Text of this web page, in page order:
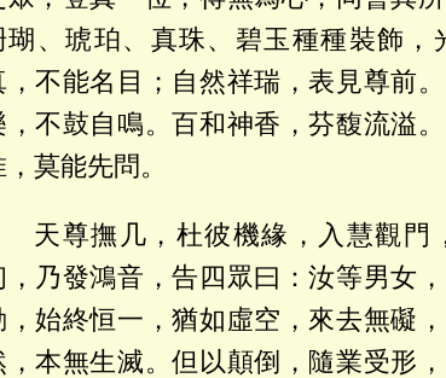
瑚、琥珀、真珠、碧玉種種裝飾
，不能名目；自然祥瑞，表見尊前
，不鼓自鳴。百和神香，芬馥流溢
莫能先問。
天尊撫几，杜彼機緣，入慧觀門
，乃發鴻音，告四眾曰：汝等男女
，始終恒一，猶如虛空，來去無礙
，本無生滅。但以顛倒，隨業受形